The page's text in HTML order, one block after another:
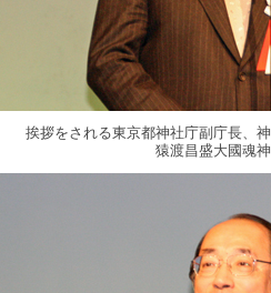
挨拶をされる東京都神社庁副庁長、
猿渡昌盛大國魂